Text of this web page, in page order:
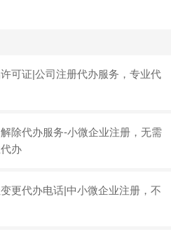
可证|公司注册代办服务，专业代
除代办服务-小微企业注册，无需
办
更代办电话|中小微企业注册，不